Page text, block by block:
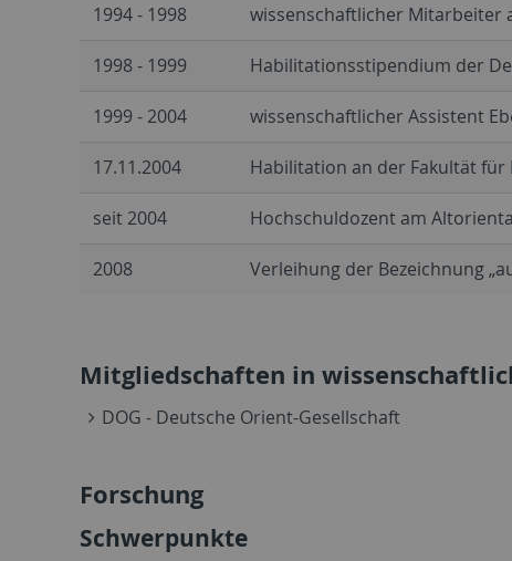
1994 - 1998 wissenschaftlicher Mitarbeiter
1998 - 1999 Habilitationsstipendium der
1999 - 2004 wissenschaftlicher Assistent
17.11.2004 Habilitation an der Fakultät
seit 2004 Hochschuldozent am
2008 Verleihung der Bezeichnung
Mitgliedschaften in
DOG - Deutsche Orient-Gesellschaft
Forschung
Schwerpunkte